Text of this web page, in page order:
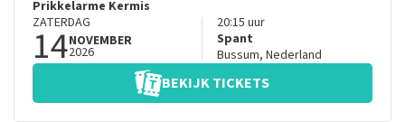
Prikkelarme Kermis
ZATERDAG
14NOVEMBER
2026
20:15 uur
Spant
Bussum, Nederland
BEKIJK TICKETS